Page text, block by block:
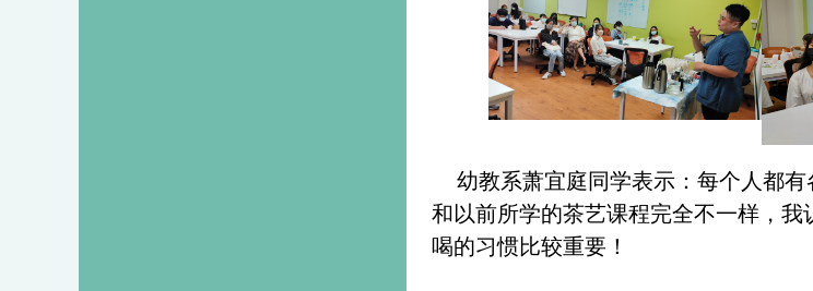
幼教系萧宜庭同学表示：每个人都
和以前所学的茶艺课程完全不一样，
喝的习惯比较重要！